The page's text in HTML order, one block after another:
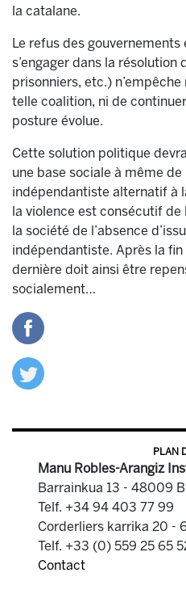
la catalane.
Le refus des
s’engager dans la résolution
prisonniers, etc.)
telle coalition, ni de
posture évolue.
Cette solution politique
une base sociale à même
indépendantiste alternatif à
la violence est consécutif de
la société de l’absence
indépendantiste. Après la
dernière doit ainsi être
socialement…
PLAN
Manu Robles-Arangiz
Barrainkua 13 - 48009
Telf. +34 94 403 77 99
Corderliers karrika 20 -
Telf. +33 (0) 559 25 65
Contact